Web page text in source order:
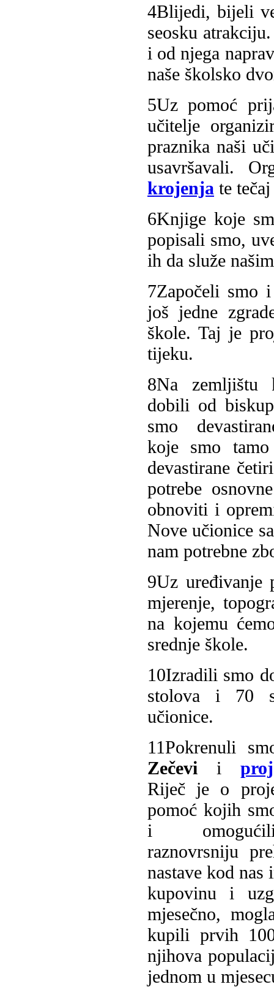
4Blijedi, bijeli
seosku
i od njega
naše školsko
5Uz pomoć
učitelje
praznika naši
usavršavali.
krojenja te
6Knjige koje
popisali smo,
ih da služe
7Započeli smo
još jedne
škole. Taj je
tijeku.
8Na zemljištu
dobili od
smo
koje smo
devastirane
potrebe
obnoviti i
Nove učionice
nam potrebne
9Uz uređivanje
mjerenje,
na kojemu
srednje škole.
10Izradili smo
stolova i 70
učionice.
11Pokrenuli
Zečevi i
Riječ je o
pomoć kojih
i
raznovrsniju
nastave kod
kupovinu i
mjesečno,
kupili prvih
njihova
jednom u